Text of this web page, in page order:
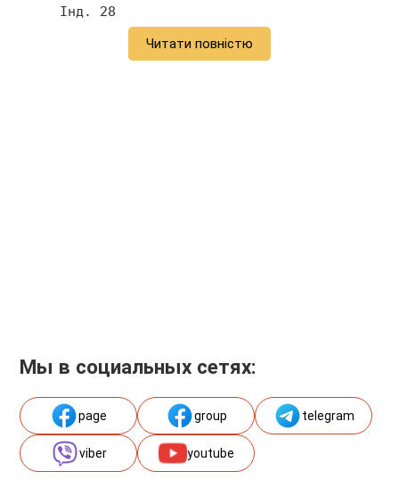
     Інд. 28
Читати повністю
Мы в социальных сетях:
page group telegram
viber youtube